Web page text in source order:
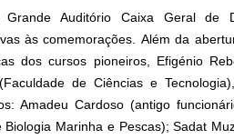
Auditório Caixa Geral de
às comemorações.
Além da
dos cursos pioneiros, Efigénio
de Ciências e
Amadeu Cardoso (antigo
Marinha e Pescas); Sadat